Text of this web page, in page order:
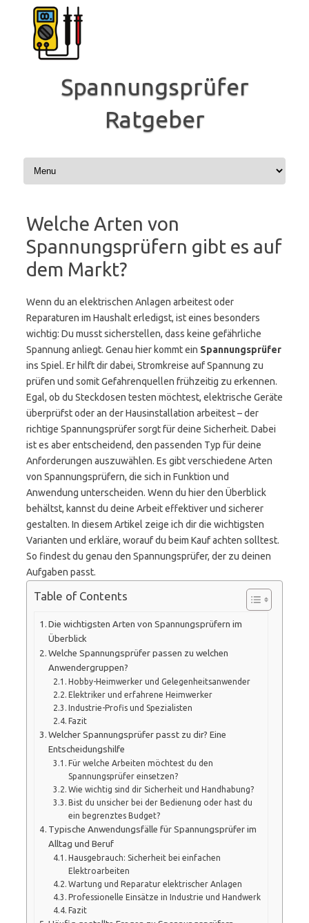
Inhalt
springen
Spannungsprüfer
Ratgeber
Welche Arten von
Spannungsprüfern gibt es auf
dem Markt?
Wenn du an elektrischen Anlagen arbeitest oder
Reparaturen im Haushalt erledigst, ist eines besonders
wichtig: Du musst sicherstellen, dass keine gefährliche
Spannung anliegt. Genau hier kommt ein Spannungsprüfer
ins Spiel. Er hilft dir dabei, Stromkreise auf Spannung zu
prüfen und somit Gefahrenquellen frühzeitig zu erkennen.
Egal, ob du Steckdosen testen möchtest, elektrische Geräte
überprüfst oder an der Hausinstallation arbeitest – der
richtige Spannungsprüfer sorgt für deine Sicherheit. Dabei
ist es aber entscheidend, den passenden Typ für deine
Anforderungen auszuwählen. Es gibt verschiedene Arten
von Spannungsprüfern, die sich in Funktion und
Anwendung unterscheiden. Wenn du hier den Überblick
behältst, kannst du deine Arbeit effektiver und sicherer
gestalten. In diesem Artikel zeige ich dir die wichtigsten
Varianten und erkläre, worauf du beim Kauf achten solltest.
So findest du genau den Spannungsprüfer, der zu deinen
Aufgaben passt.
Table of Contents
Die wichtigsten Arten von Spannungsprüfern im
Überblick
Welche Spannungsprüfer passen zu welchen
Anwendergruppen?
Hobby-Heimwerker und Gelegenheitsanwender
Elektriker und erfahrene Heimwerker
Industrie-Profis und Spezialisten
Fazit
Welcher Spannungsprüfer passt zu dir? Eine
Entscheidungshilfe
Für welche Arbeiten möchtest du den
Spannungsprüfer einsetzen?
Wie wichtig sind dir Sicherheit und Handhabung?
Bist du unsicher bei der Bedienung oder hast du
ein begrenztes Budget?
Typische Anwendungsfälle für Spannungsprüfer im
Alltag und Beruf
Hausgebrauch: Sicherheit bei einfachen
Elektroarbeiten
Wartung und Reparatur elektrischer Anlagen
Professionelle Einsätze in Industrie und Handwerk
Fazit